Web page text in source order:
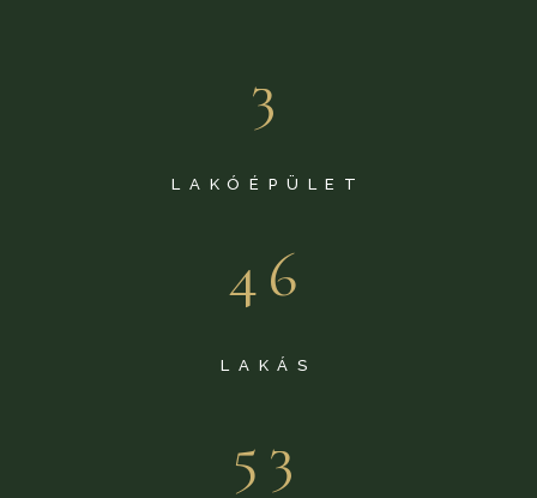
3
LAKÓÉPÜLET
46
LAKÁS
53